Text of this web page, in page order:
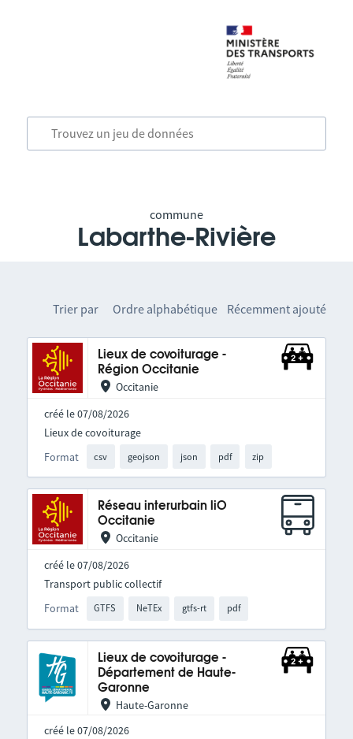
commune
Labarthe-Rivière
Trier par Ordre alphabétique Récemment ajouté
Lieux de covoiturage -
Région Occitanie
Occitanie
créé le 07/08/2026
Format csv geojson json pdf zip
Lieux de covoiturage
Réseau interurbain liO
Occitanie
Occitanie
créé le 07/08/2026
Format GTFS NeTEx gtfs-rt pdf
Transport public collectif
Lieux de covoiturage -
Département de Haute-
Garonne
Haute-Garonne
créé le 07/08/2026